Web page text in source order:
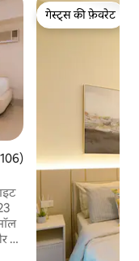
5 में से 4.94, 106 समीक्षाएँ
यह
गेस्ट्स की फ़ेवरेट
गेस्ट्स की फ़ेवरेट